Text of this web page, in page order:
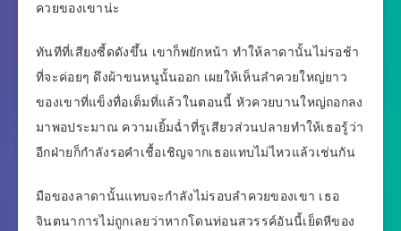
ควยของเขาน่ะ
ทันทีที่เสียงซี้ดดังขึ้น เขาก็พยักหน้า ทำให้ลาดานั้นไม่รอช้า
ที่จะค่อยๆ ดึงผ้าขนหนูนั้นออก เผยให้เห็นลำควยใหญ่ยาว
ของเขาที่แข็งทื่อเต็มที่แล้วในตอนนี้ หัวควยบานใหญ่ถอกลง
มาพอประมาณ ความเยิ้มฉ่ำที่รูเสียวส่วนปลายทำให้เธอรู้ว่า
อีกฝ่ายก็กำลังรอคำเชื้อเชิญจากเธอแทบไม่ไหวแล้วเช่นกัน
มือของลาดานั้นแทบจะกำลังไม่รอบลำควยของเขา เธอ
จินตนาการไม่ถูกเลยว่าหากโดนท่อนสวรรค์อันนี้เย็ดหีของ